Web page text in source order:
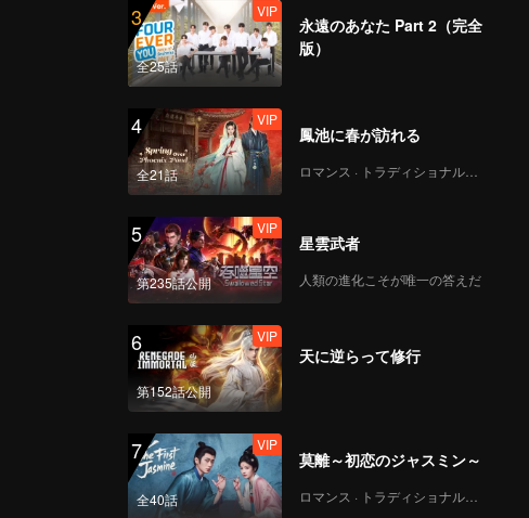
VIP
Still Monster(Moving
VIP
Under The Moon
Road(Moving Ver.)
VIP Super(Moving Ver.)
VIP
True Love(Moving
VIP Firework(Moving Ver.)
3
全25話
VIP
永遠のあなた Part 2（完全
版）
4
全21話
VIP
鳳池に春が訪れる
ロマンス · トラディショナル・コスチューム
5
第235話公開
VIP
星雲武者
人類の進化こそが唯一の答えだ
6
第152話公開
VIP
天に逆らって修行
7
全40話
VIP
莫離～初恋のジャスミン～
ロマンス · トラディショナル・コスチューム